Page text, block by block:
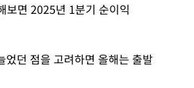
보면 2025년 1분기 순이익
던 점을 고려하면 올해는 출발